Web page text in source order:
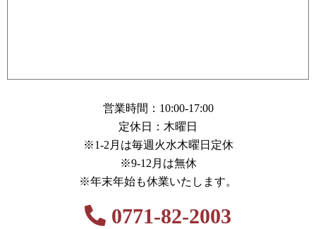
営業時間：10:00-17:00
定休日：木曜日
※1-2月は毎週火水木曜日定休
※9-12月は無休
※年末年始も休業いたします。
0771-82-2003